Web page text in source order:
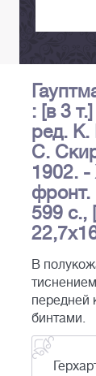
: [в 3
ред. К.
С.
1902. -
фронт.
599 с.,
В
передней
бинтами.